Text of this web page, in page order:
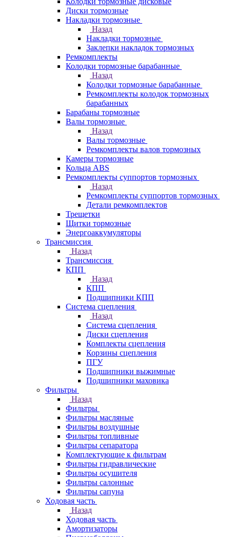
Диски тормозные
Накладки тормозные
Назад
Накладки тормозные
Заклепки накладок тормозных
Ремкомплекты
Колодки тормозные барабанные
Назад
Колодки тормозные барабанные
Ремкомплекты колодок тормозных
барабанных
Барабаны тормозные
Валы тормозные
Назад
Валы тормозные
Ремкомплекты валов тормозных
Камеры тормозные
Кольца ABS
Ремкомплекты суппортов тормозных
Назад
Ремкомплекты суппортов тормозных
Детали ремкомплектов
Трещетки
Щитки тормозные
Энергоаккумуляторы
Трансмиссия
Назад
Трансмиссия
КПП
Назад
КПП
Подшипники КПП
Система сцепления
Назад
Система сцепления
Диски сцепления
Комплекты сцепления
Корзины сцепления
ПГУ
Подшипники выжимные
Подшипники маховика
Фильтры
Назад
Фильтры
Фильтры масляные
Фильтры воздушные
Фильтры топливные
Фильтры сепаратора
Комплектующие к фильтрам
Фильтры гидравлические
Фильтры осушителя
Фильтры салонные
Фильтры сапуна
Ходовая часть
Назад
Ходовая часть
Амортизаторы